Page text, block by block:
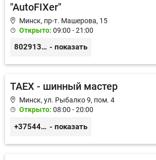
"AutoFIXer"
Минск, пр-т. Машерова, 15
Открыто: 09:00 - 21:00
80291352109 - показать
TAEX - шинный мастер
Минск, ул. Рыбалко 9, пом. 4
Открыто: 08:00 - 20:00
+375447092626 - показать